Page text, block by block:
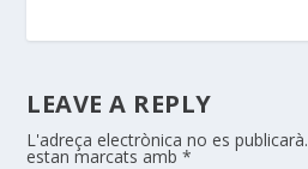
LEAVE A REPLY
L'adreça electrònica no es publicarà.
estan marcats amb*